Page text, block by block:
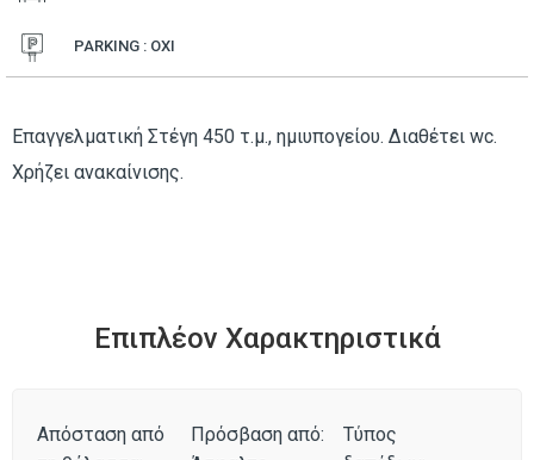
PARKING : ΟΧΙ
Επαγγελματική Στέγη 450 τ.μ., ημιυπογείου. Διαθέτει wc.
Χρήζει ανακαίνισης.
Επιπλέον Χαρακτηριστικά
Απόσταση από
Πρόσβαση από:
Τύπος